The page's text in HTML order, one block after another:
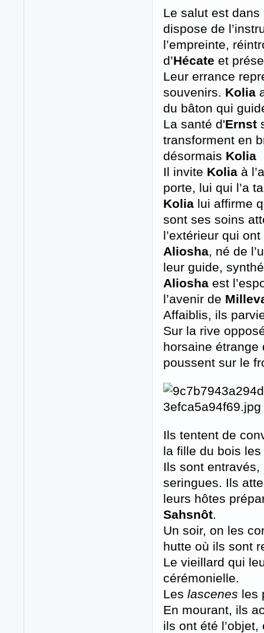
Le salut est
dispose de
l’empreinte,
d’Hécate et
Leur errance
souvenirs. Kolia
du bâton qui
La santé d'Ernst
transforment en
désormais Kolia
Il invite Kolia à
porte, lui qui l’a
Kolia lui affirme
sont ses soins
l’extérieur qui
Aliosha, né de
leur guide,
Aliosha est
l’avenir de
Affaiblis, ils
Sur la rive
horsaine étrange
poussent sur le
Ils tentent de
la fille du bois
Ils sont
seringues. Ils
leurs hôtes
Sahsnôt.
Un soir, on les
hutte où ils sont
Le vieillard qui
cérémonielle.
Les lascenes les
En mourant, ils
ils ont été